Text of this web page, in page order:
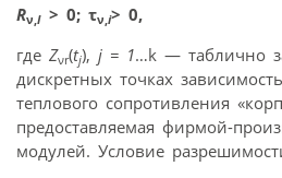
Rν, I > 0; τν, i> 0,
где Zνr(tj), j = 1…k — таблично
дискретных точках
теплового сопротивления
предоставляемая фирмой-
модулей. Условие